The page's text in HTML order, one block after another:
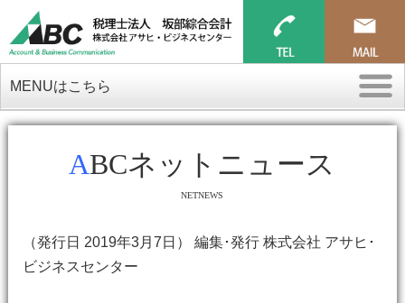
MENUはこちら
ABCネットニュース
NETNEWS
（発行日 2019年3月7日） 編集･発行 株式会社 アサヒ･
ビジネスセンター